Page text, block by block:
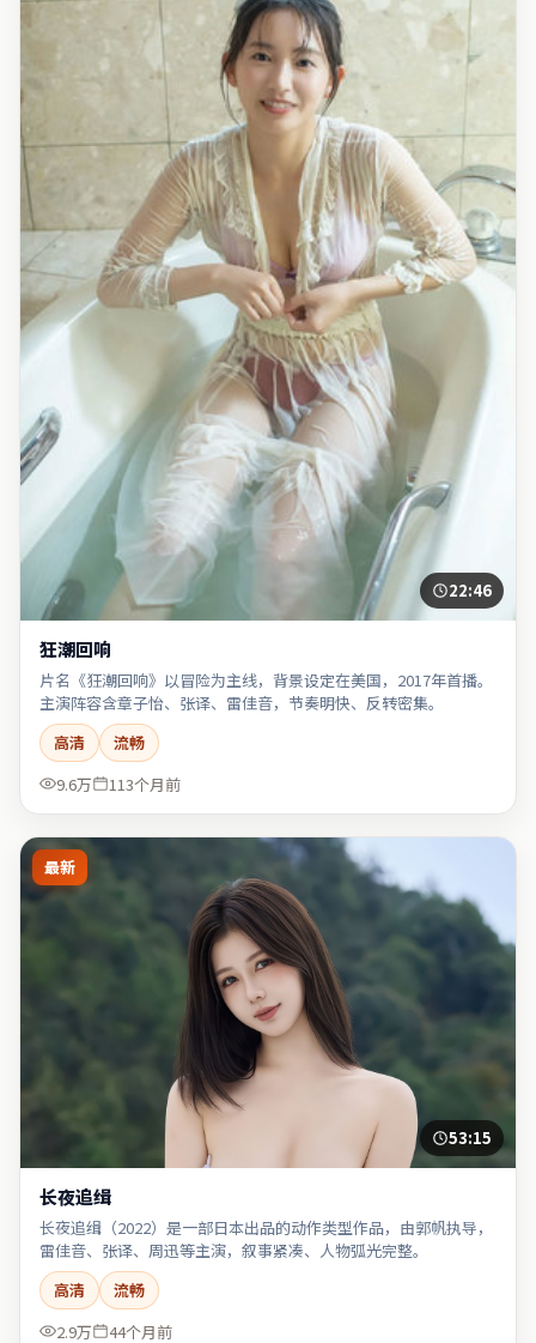
22:46
狂潮回响
片名《狂潮回响》以冒险为主线，背景设定在美国，2017年首播。
主演阵容含章子怡、张译、雷佳音，节奏明快、反转密集。
高清
流畅
9.6万
113个月前
最新
53:15
长夜追缉
长夜追缉（2022）是一部日本出品的动作类型作品，由郭帆执导，
雷佳音、张译、周迅等主演，叙事紧凑、人物弧光完整。
高清
流畅
2.9万
44个月前